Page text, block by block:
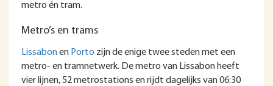
metro én tram.
Metro’s en trams
Lissabonen Porto zijn de enige twee steden met een
metro- en tramnetwerk. De metro van Lissabon heeft
vier lijnen, 52 metrostations en rijdt dagelijks van 06:30